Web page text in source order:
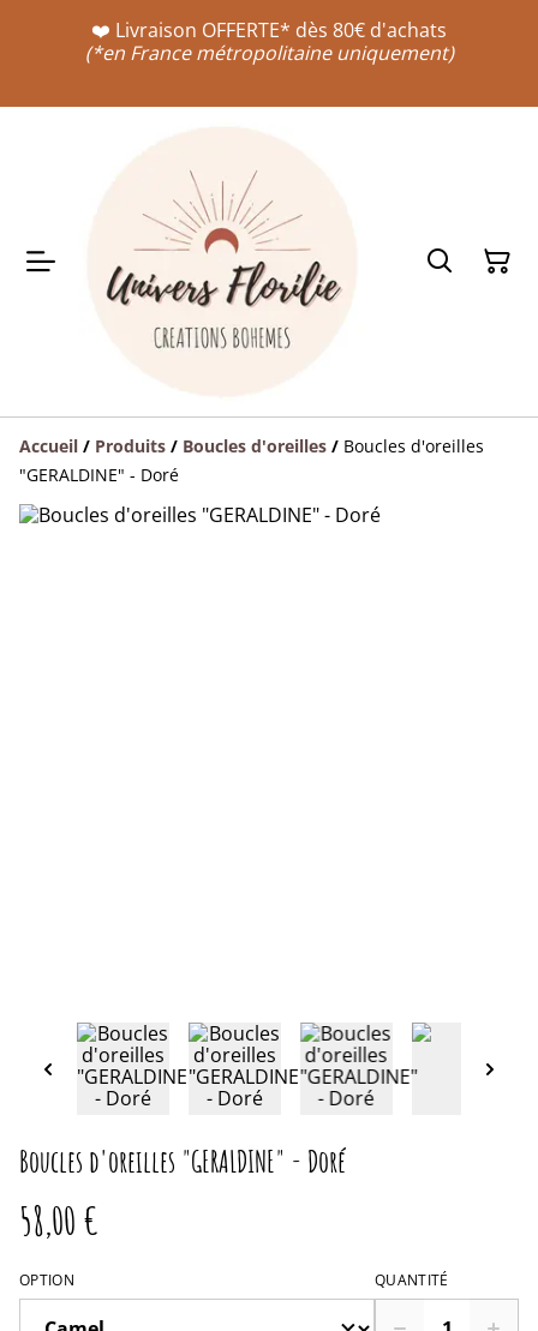
❤️ Livraison OFFERTE* dès 80€ d'achats
(*en France métropolitaine uniquement)
Accueil / Produits / Boucles d'oreilles / Boucles d'oreilles
"GERALDINE" - Doré
Boucles d'oreilles "GERALDINE" - Doré
58,00 €
OPTION QUANTITÉ